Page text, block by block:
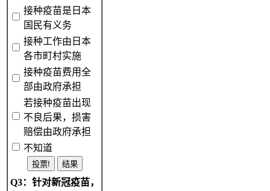
接种疫苗是日本
国民有义务
接种工作由日本
各市町村实施
接种疫苗费用全
部由政府承担
若接种疫苗出现
不良后果，损害
赔偿由政府承担
不知道
Q3：针对新冠疫苗，